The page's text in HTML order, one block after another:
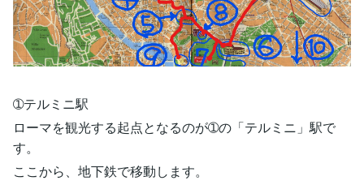
➀テルミニ駅
ローマを観光する起点となるのが➀の「テルミニ」駅で
す。
ここから、地下鉄で移動します。